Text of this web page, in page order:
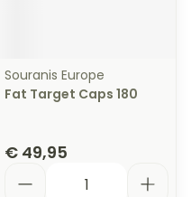
Souranis Europe
Fat Target Caps 180
€ 49,95